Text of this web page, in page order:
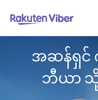
အဆန်ရှင်
ဘီယာ သို့